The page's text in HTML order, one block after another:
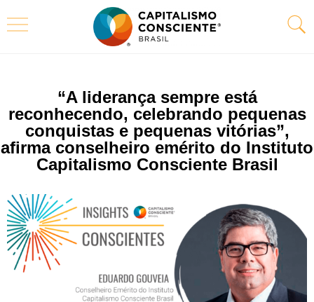
“A liderança sempre está
reconhecendo, celebrando pequenas
conquistas e pequenas vitórias”,
afirma conselheiro emérito do Instituto
Capitalismo Consciente Brasil